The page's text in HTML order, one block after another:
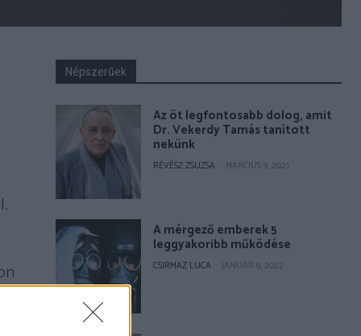
Népszerűek
Az öt legfontosabb dolog, amit
Dr. Vekerdy Tamás tanított
nekünk
RÉVÉSZ ZSUZSA MÁRCIUS 9, 2021
A mérgező emberek 5
leggyakoribb működése
CSIRMAZ LUCA JANUÁR 9, 2022